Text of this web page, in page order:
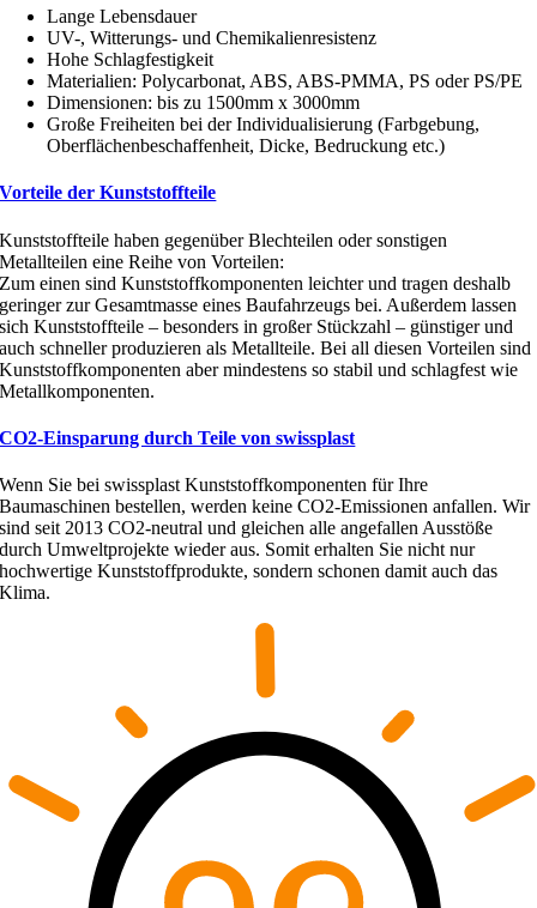
Lange Lebensdauer
UV-, Witterungs- und Chemikalienresistenz
Hohe Schlagfestigkeit
Materialien: Polycarbonat, ABS, ABS-PMMA, PS oder PS/PE
Dimensionen: bis zu 1500mm x 3000mm
Große Freiheiten bei der Individualisierung (Farbgebung,
Oberflächenbeschaffenheit, Dicke, Bedruckung etc.)
Vorteile der Kunststoffteile
Kunststoffteile haben gegenüber Blechteilen oder sonstigen
Metallteilen eine Reihe von Vorteilen:
Zum einen sind Kunststoffkomponenten leichter und tragen deshalb
geringer zur Gesamtmasse eines Baufahrzeugs bei. Außerdem lassen
sich Kunststoffteile – besonders in großer Stückzahl – günstiger und
auch schneller produzieren als Metallteile. Bei all diesen Vorteilen sind
Kunststoffkomponenten aber mindestens so stabil und schlagfest wie
Metallkomponenten.
CO2-Einsparung durch Teile von swissplast
Wenn Sie bei swissplast Kunststoffkomponenten für Ihre
Baumaschinen bestellen, werden keine CO2-Emissionen anfallen. Wir
sind seit 2013 CO2-neutral und gleichen alle angefallen Ausstöße
durch Umweltprojekte wieder aus. Somit erhalten Sie nicht nur
hochwertige Kunststoffprodukte, sondern schonen damit auch das
Klima.